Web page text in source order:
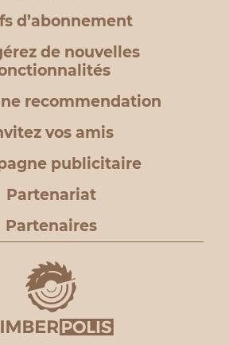
d’abonnement
de nouvelles
recommendation
vos amis
publicitaire
Partenariat
Partenaires